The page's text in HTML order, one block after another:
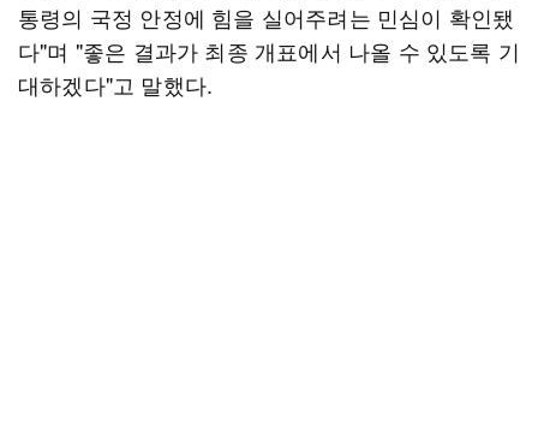
통령의 국정 안정에 힘을 실어주려는 민심이 확인됐
다"며 "좋은 결과가 최종 개표에서 나올 수 있도록 기
대하겠다"고 말했다.